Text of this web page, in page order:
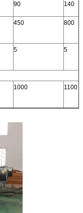
90 140
450 800
5 5
1000 1100